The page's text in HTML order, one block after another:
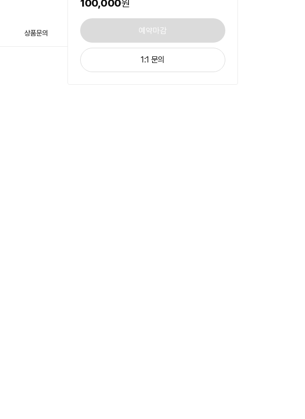
상품문의
100,000원
예약마감
1:1 문의